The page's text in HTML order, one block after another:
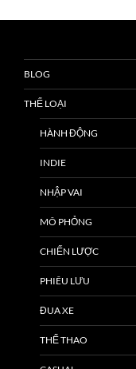
BLOG
THỂ LOẠI
HÀNH ĐỘNG
INDIE
NHẬP VAI
MÔ PHỎNG
CHIẾN LƯỢC
PHIÊU LƯU
ĐUA XE
THỂ THAO